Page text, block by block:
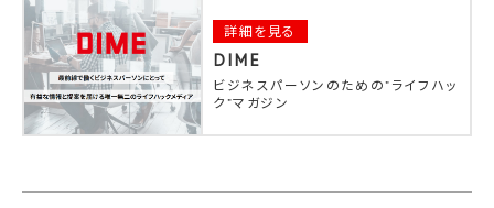
詳細を見る
DIME
ビジネスパーソンのための”ライフハッ
ク”マガジン